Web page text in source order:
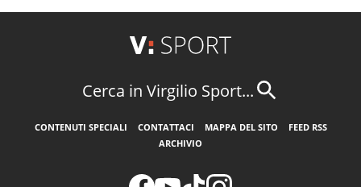
Cerca in Virgilio Sport...
CONTENUTI SPECIALI CONTATTACI MAPPA DEL SITO
FEED RSS
ARCHIVIO